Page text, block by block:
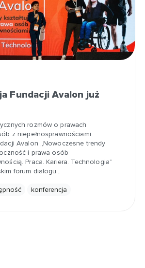
Fundacji Avalon już
rozmów o prawach
z niepełnosprawnościami
Avalon „Nowoczesne trendy
i prawa osób
Praca. Kariera. Technologia”
forum dialogu…
konferencja